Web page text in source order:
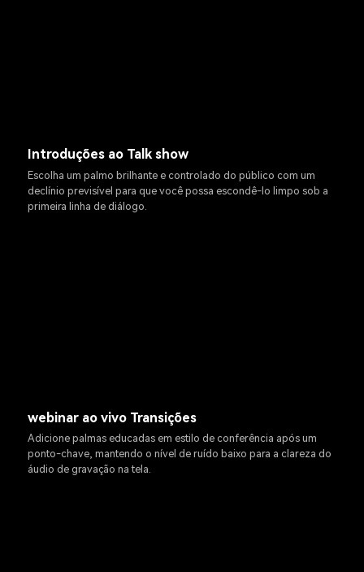
Introduções ao Talk show
Escolha um palmo brilhante e controlado do público com um
declínio previsível para que você possa escondê-lo limpo sob a
primeira linha de diálogo.
webinar ao vivo Transições
Adicione palmas educadas em estilo de conferência após um
ponto-chave, mantendo o nível de ruído baixo para a clareza do
áudio de gravação na tela.